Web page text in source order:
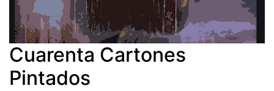
Cuarenta Cartones
Pintados